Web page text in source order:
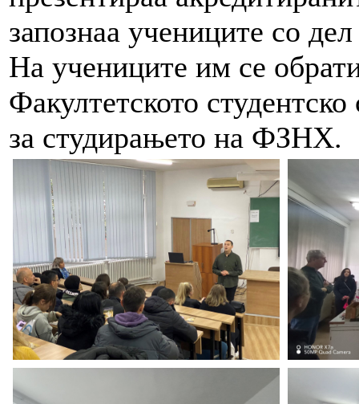
запознаа учениците со
На учениците им се
Факултетското
за студирањето на ФЗНХ.